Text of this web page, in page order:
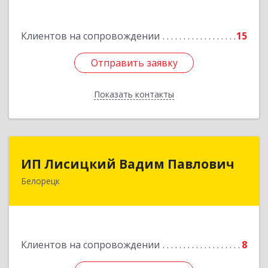
Клиентов на сопровождении 15
Отправить заявку
Показать контакты
Отправить заявку
Назад
ИП Лисицкий Вадим Павлович
Белорецк
Клиентов на сопровождении 8
ИП Лисицкий Вадим Павлович
453501, Башкортостан Респ, Белорецк г,